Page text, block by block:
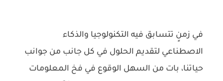
في زمنٍ تتسابق فيه التكنولوجيا والذكاء
الاصطناعي لتقديم الحلول في كل جانب من جوانب
حياتنا، بات من السهل الوقوع في فخ المعلومات